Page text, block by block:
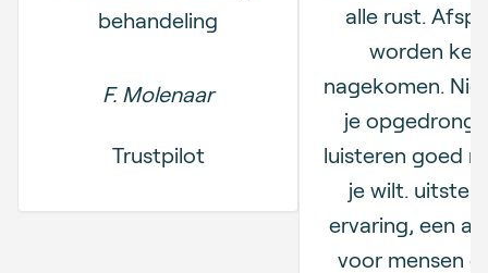
behandeling
F. Molenaar
Trustpilot
alle rust.
worden
nagekomen.
je
luisteren goed
je wilt.
ervaring, een
voor mensen